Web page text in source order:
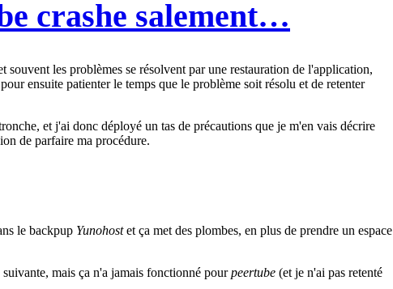
crashe salement…
souvent les problèmes se résolvent par une restauration de l'application,
ensuite patienter le temps que le problème soit résolu et de retenter
et j'ai donc déployé un tas de précautions que je m'en vais décrire
de parfaire ma procédure.
le backpup Yunohostet ça met des plombes, en plus de prendre un espace
mais ça n'a jamais fonctionné pourpeertube (et je n'ai pas retenté